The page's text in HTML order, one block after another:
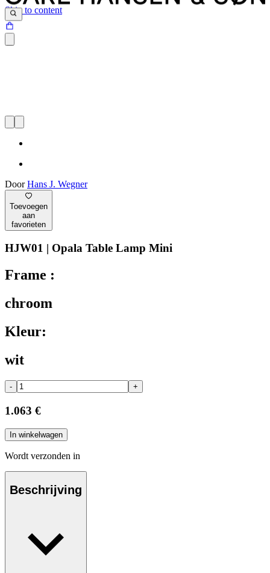
Skip to content
DoorHans J. Wegner
Toevoegen
aan
favorieten
HJW01 | Opala Table Lamp Mini
Frame :
chroom
Kleur:
wit
- +
1.063 €
In winkelwagen
Wordt verzonden in
Beschrijving